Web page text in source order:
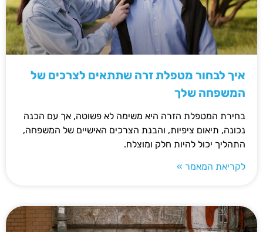
איך לבחור מטפלת זרה שתתאים לצרכים של
המשפחה שלך
בחירת המטפלת הזרה היא משימה לא פשוטה, אך עם הכנה
נכונה, תיאום ציפיות, והבנת הצרכים האישיים של המשפחה,
התהליך יכול להיות חלק ומוצלח.
לקריאת המאמר »